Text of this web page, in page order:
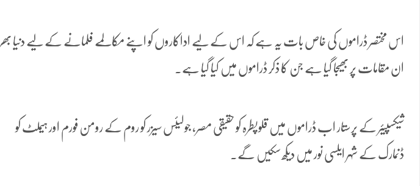
اس مختصر ڈراموں کی خاص بات یہ ہے کہ اس کے لیے اداکاروں کو اپنے مکالمے فلمانے کے لیے دنیا بھر
ان مقامات پر بھیجا گیا ہے جن کا ذکر ڈراموں میں کیا گیا ہے۔
شیکسپیئر کے پرستار اب ڈراموں میں قلوپطرہ کو حقیقی مصر، جولیئس سیزر کو روم کے رومن فورم اور ہیملٹ کو
ڈنمارک کے شہر ایلسی نور میں دیکھ سکیں گے۔